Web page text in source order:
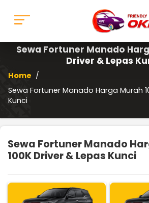
Sewa Fortuner Manado
Driver & Lepas
Home /
Sewa Fortuner Manado Harga Murah
Kunci
Sewa Fortuner Manado
100K Driver & Lepas Kunci